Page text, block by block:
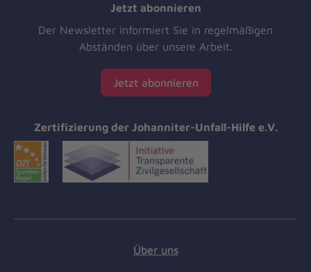
Jetzt abonnieren
Der Newsletter informiert Sie in regelmäßigen
Abständen über unsere Arbeit.
Jetzt abonnieren
Zertifizierung der Johanniter-Unfall-Hilfe e.V.
Über uns